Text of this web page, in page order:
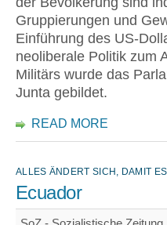
Gruppierungen und
Einführung des US-
neoliberale Politik zum
Militärs wurde das
Junta gebildet.
READ MORE
ALLES ÄNDERT SICH, DAMIT
Ecuador